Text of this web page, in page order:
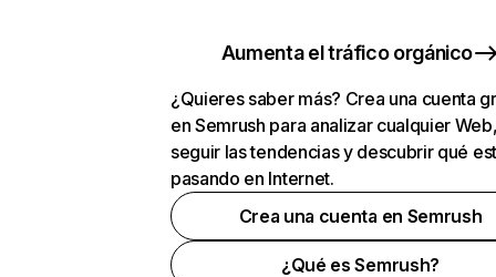
Aumenta el tráfico orgánico
¿Quieres saber más? Crea una cuenta
en Semrush para analizar cualquier
seguir las tendencias y descubrir qué
pasando en Internet.
Crea una cuenta en Semrush
¿Qué es Semrush?